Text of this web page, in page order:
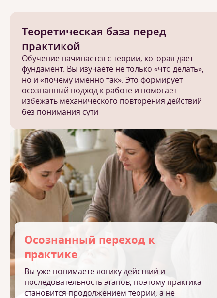
Теоретическая база перед
практикой
Обучение начинается с теории, которая дает
фундамент. Вы изучаете не только «что делать»,
но и «почему именно так». Это формирует
осознанный подход к работе и помогает
избежать механического повторения действий
без понимания сути
Осознанный переход к
практике
Вы уже понимаете логику действий и
последовательность этапов, поэтому практика
становится продолжением теории, а не